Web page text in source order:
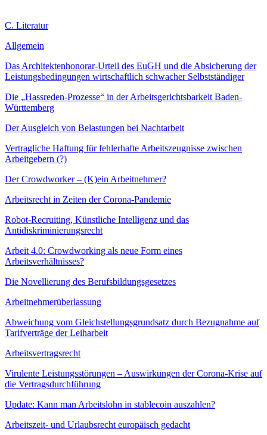
C. Literatur
Allgemein
Das Architektenhonorar-Urteil des EuGH und die Absicherung der
Leistungsbedingungen wirtschaftlich schwacher Selbstständiger
Die „Hassreden-Prozesse“ in der Arbeitsgerichtsbarkeit Baden-
Württemberg
Der Ausgleich von Belastungen bei Nachtarbeit
Vertragliche Haftung für fehlerhafte Arbeitszeugnisse zwischen
Arbeitgebern (?)
Der Crowdworker – (K)ein Arbeitnehmer?
Arbeitsrecht in Zeiten der Corona-Pandemie
Robot-Recruiting, Künstliche Intelligenz und das
Antidiskriminierungsrecht
Arbeit 4.0: Crowdworking als neue Form eines
Arbeitsverhältnisses?
Die Novellierung des Berufsbildungsgesetzes
Arbeitnehmerüberlassung
Abweichung vom Gleichstellungsgrundsatz durch Bezugnahme auf
Tarifverträge der Leiharbeit
Arbeitsvertragsrecht
Virulente Leistungsstörungen – Auswirkungen der Corona-Krise auf
die Vertragsdurchführung
Update: Kann man Arbeitslohn in stablecoin auszahlen?
Arbeitszeit- und Urlaubsrecht europäisch gedacht